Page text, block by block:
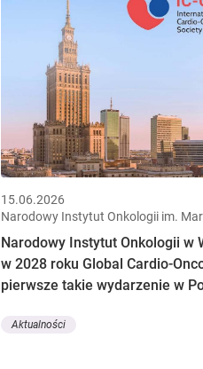
15.06.2026
Narodowy Instytut Onkologii im.
Narodowy Instytut Onkologii w
w 2028 roku Global Cardio-
pierwsze takie wydarzenie w
Aktualności